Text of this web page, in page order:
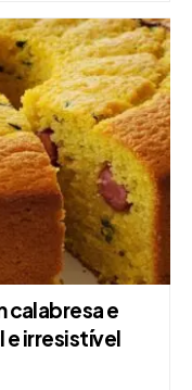
calabresa e
irresistível